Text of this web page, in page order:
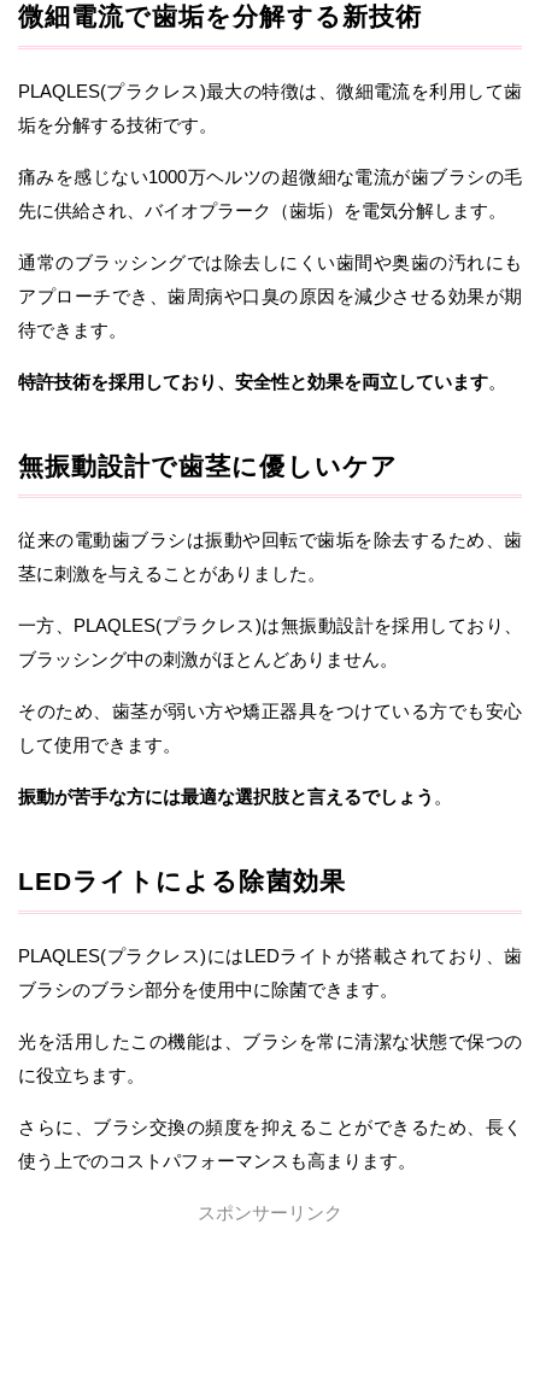
微細電流で歯垢を分解する新技術
PLAQLES(プラクレス)最大の特徴は、微細電流を利用して歯
垢を分解する技術です。
痛みを感じない1000万ヘルツの超微細な電流が歯ブラシの毛
先に供給され、バイオプラーク（歯垢）を電気分解します。
通常のブラッシングでは除去しにくい歯間や奥歯の汚れにも
アプローチでき、歯周病や口臭の原因を減少させる効果が期
待できます。
特許技術を採用しており、安全性と効果を両立しています。
無振動設計で歯茎に優しいケア
従来の電動歯ブラシは振動や回転で歯垢を除去するため、歯
茎に刺激を与えることがありました。
一方、PLAQLES(プラクレス)は無振動設計を採用しており、
ブラッシング中の刺激がほとんどありません。
そのため、歯茎が弱い方や矯正器具をつけている方でも安心
して使用できます。
振動が苦手な方には最適な選択肢と言えるでしょう 。
LEDライトによる除菌効果
PLAQLES(プラクレス)にはLEDライトが搭載されており、歯
ブラシのブラシ部分を使用中に除菌できます。
光を活用したこの機能は、ブラシを常に清潔な状態で保つの
に役立ちます。
さらに、ブラシ交換の頻度を抑えることができるため、長く
使う上でのコストパフォーマンスも高まります。
スポンサーリンク